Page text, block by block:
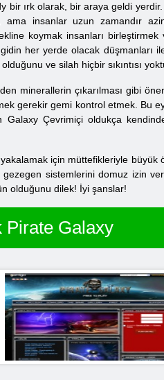
ırk olarak, bir araya geldi
insanlar uzun zamandır
koymak insanları
her yerde olacak düşmanları
ve silah hiçbir sıkıntısı
minerallerin çıkarılması gibi
gerekir gemi kontrol etmek.
Çevrimiçi oldukça
için müttefikleriyle büyük
sistemlerini domuz izin
olduğunu dilek! İyi şanslar!
Pirate Galaxy